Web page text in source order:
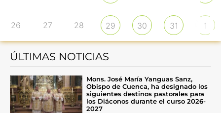
26 27 28 29 30 31 1
ÚLTIMAS NOTICIAS
Mons. José María Yanguas Sanz,
Obispo de Cuenca, ha designado los
siguientes destinos pastorales para
los Diáconos durante el curso 2026-
2027